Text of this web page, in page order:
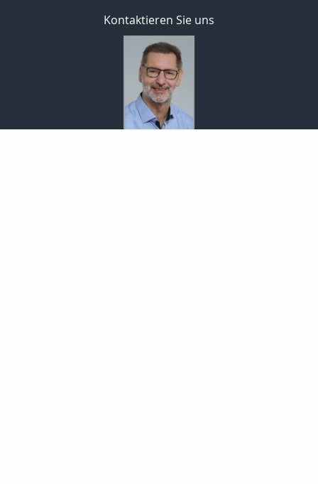
Kontaktieren Sie uns